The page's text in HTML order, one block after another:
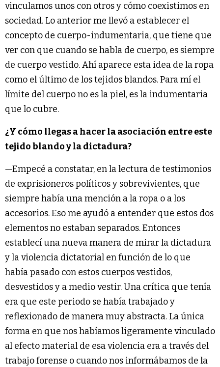
vinculamos unos con otros y cómo coexistimos en
sociedad. Lo anterior me llevó a establecer el
concepto de cuerpo-indumentaria, que tiene que
ver con que cuando se habla de cuerpo, es siempre
de cuerpo vestido. Ahí aparece esta idea de la ropa
como el último de los tejidos blandos. Para mí el
límite del cuerpo no es la piel, es la indumentaria
que lo cubre.
¿Y cómo llegas a hacer la asociación entre este
tejido blando y la dictadura?
—Empecé a constatar, en la lectura de testimonios
de exprisioneros políticos y sobrevivientes, que
siempre había una mención a la ropa o a los
accesorios. Eso me ayudó a entender que estos dos
elementos no estaban separados. Entonces
establecí una nueva manera de mirar la dictadura
y la violencia dictatorial en función de lo que
había pasado con estos cuerpos vestidos,
desvestidos y a medio vestir. Una crítica que tenía
era que este periodo se había trabajado y
reflexionado de manera muy abstracta. La única
forma en que nos habíamos ligeramente vinculado
al efecto material de esa violencia era a través del
trabajo forense o cuando nos informábamos de la